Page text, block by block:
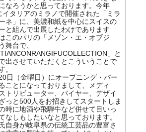
なろうかと思っております。今年
イタリアのミラノで開催された「ミラ
ネ」に、美濃和紙を中心にスイスの
と組んで出展したわけであります
このパリの「メゾン・エ・オブジ
舞台で、
」と
出させていただくとこういうことで
。
日（金曜日）にオープニング・パー
ことになっておりまして、メディ
トリビューター、バイヤー、デザイ
っと500人をお招きしてスタートしま
時に地酒や飛騨牛など併せて目いっ
なしもしたいなと思っております。
自身が岐阜県の伝統工芸品の豊富さ